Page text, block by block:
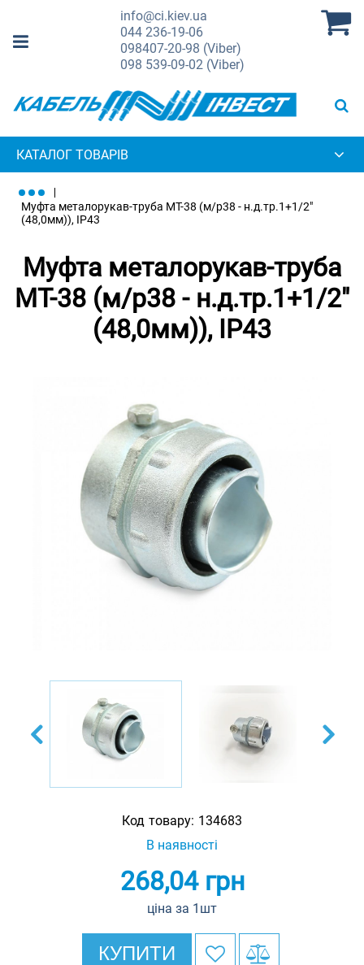
info@ci.kiev.ua
044236-19-06
098407-20-98 (Viber)
098 539-09-02 (Viber)
КАТАЛОГ ТОВАРІВ
Муфта металорукав-труба МТ-38 (м/р38 - н.д.тр.1+1/2"
(48,0мм)), IP43
Муфта металорукав-труба
МТ-38 (м/р38 - н.д.тр.1+1/2"
(48,0мм)), IP43
Код товару: 134683
В наявності
268,04грн
ціна за 1шт
КУПИТИ